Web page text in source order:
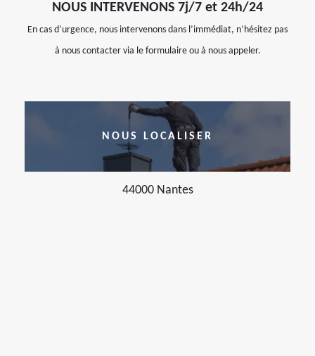
NOUS INTERVENONS 7j/7 et 24h/24
En cas d’urgence, nous intervenons dans l’immédiat, n’hésitez pas
à nous contacter via le formulaire ou à nous appeler.
NOUS LOCALISER
44000 Nantes